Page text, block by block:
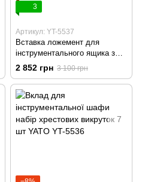
3
Артикул: YT-5537
Вставка ложемент для
інструментального ящика з
набором головок і тріскачкою
1/2'' YATO YT-5537
2 852 грн 3 100 грн